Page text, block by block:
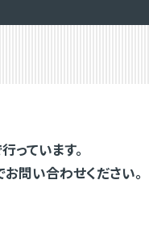
っています。
問い合わせください。